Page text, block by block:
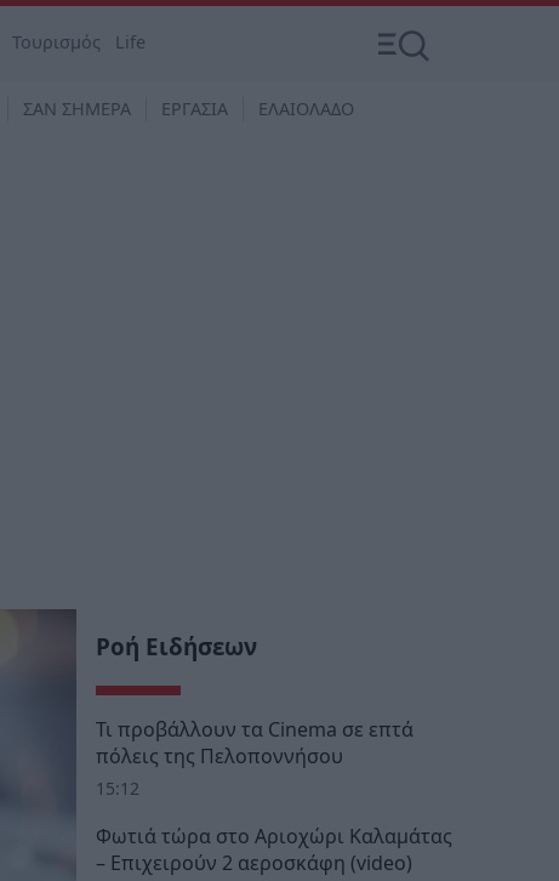
Τουρισμός Life
ΣΑΝ ΣΗΜΕΡΑ ΕΡΓΑΣΙΑ ΕΛΑΙΟΛΑΔΟ
Ροή Ειδήσεων
Τι προβάλλουν τα Cinema σε επτά
πόλεις της Πελοποννήσου
15:12
Φωτιά τώρα στο Αριοχώρι Καλαμάτας
– Επιχειρούν 2 αεροσκάφη (video)